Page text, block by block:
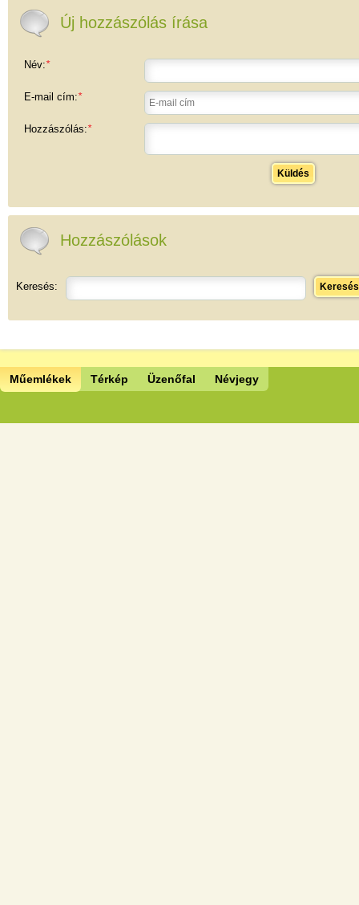
Új hozzászólás írása
Név:*
E-mail cím:*
Hozzászólás:*
Küldés
Hozzászólások
Keresés: Keresés
Műemlékek Térkép Üzenőfal Névjegy